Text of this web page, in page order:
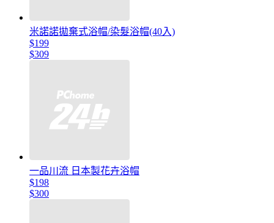
米諾諾拋棄式浴帽/染髮浴帽(40入)
$199
$309
一品川流 日本製花卉浴帽
$198
$300